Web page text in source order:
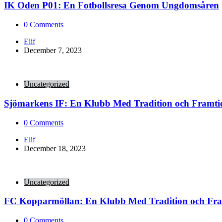
IK Oden P01: En Fotbollsresa Genom Ungdomsåren
0 Comments
Posted
by
Elif
December 7, 2023
Uncategorized
Sjömarkens IF: En Klubb Med Tradition och
0 Comments
Posted
by
Elif
December 18, 2023
Uncategorized
FC Kopparmöllan: En Klubb Med Tradition och
0 Comments